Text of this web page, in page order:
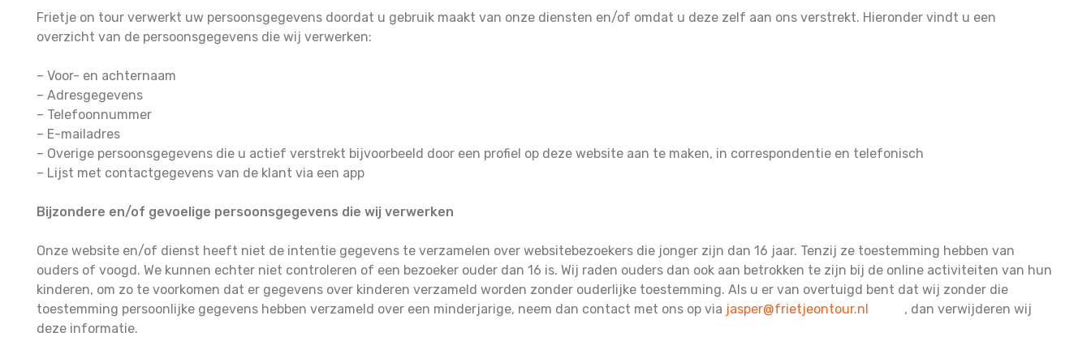
Frietje on tour verwerkt uw persoonsgegevens doordat u gebruik maakt van onze diensten en/of omdat u deze zelf aan ons verstrekt. Hieronder vindt u een
overzicht van de persoonsgegevens die wij verwerken:
– Voor- en achternaam
– Adresgegevens
– Telefoonnummer
– E-mailadres
– Overige persoonsgegevens die u actief verstrekt bijvoorbeeld door een profiel op deze website aan te maken, in correspondentie en telefonisch
– Lijst met contactgegevens van de klant via een app
Bijzondere en/of gevoelige persoonsgegevens die wij verwerken
Onze website en/of dienst heeft niet de intentie gegevens te verzamelen over websitebezoekers die jonger zijn dan 16 jaar. Tenzij ze toestemming hebben van
ouders of voogd. We kunnen echter niet controleren of een bezoeker ouder dan 16 is. Wij raden ouders dan ook aan betrokken te zijn bij de online activiteiten van hun
kinderen, om zo te voorkomen dat er gegevens over kinderen verzameld worden zonder ouderlijke toestemming. Als u er van overtuigd bent dat wij zonder die
toestemming persoonlijke gegevens hebben verzameld over een minderjarige, neem dan contact met ons op via jasper@frietjeontour.nl , dan verwijderen wij
deze informatie.